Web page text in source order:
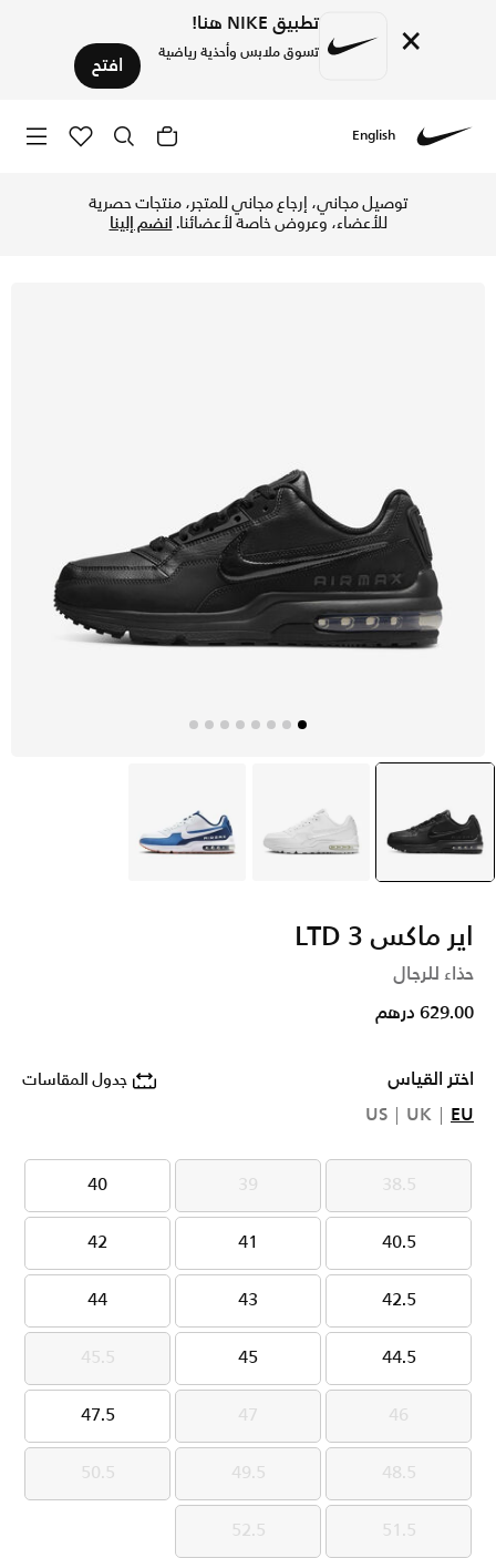
× تطبيق NIKE هنا!
تسوق ملابس وأحذية رياضية افتح
English
توصيل مجاني، إرجاع مجاني للمتجر، منتجات حصرية
للأعضاء، وعروض خاصة لأعضائنا.انضم إلينا
selected
أسود أبيض أزرق
اير ماكس LTD 3
حذاء للرجال
629.00 درهم
اختر القياس جدول المقاسات
EU
UK
US
38.5
38.5
39
39
40
40
40.5
40.5
41
41
42
42
42.5
42.5
43
43
44
44
44.5
44.5
45
45
45.5
45.5
46
46
47
47
47.5
47.5
48.5
48.5
49.5
49.5
50.5
50.5
51.5
51.5
52.5
52.5